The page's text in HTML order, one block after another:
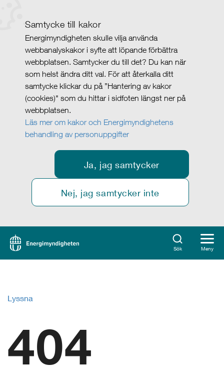
Samtycke till kakor
Energimyndigheten skulle vilja använda
webbanalyskakor i syfte att löpande förbättra
webbplatsen. Samtycker du till det? Du kan när
som helst ändra ditt val. För att återkalla ditt
samtycke klickar du på ”Hantering av kakor
(cookies)" som du hittar i sidfoten längst ner på
webbplatsen.
Läs mer om kakor och Energimyndighetens
behandling av personuppgifter
Ja, jag samtycker
Nej, jag samtycker inte
Sök Meny
Lyssna
404